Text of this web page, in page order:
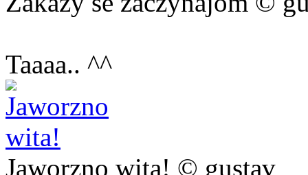
Taaaa.. ^^
Jaworzno wita! © gustav